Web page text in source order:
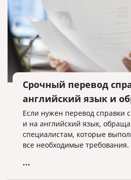
Срочный перевод
английский язык и
Если нужен перевод справки
и на английский язык,
специалистам, которые
все необходимые
...